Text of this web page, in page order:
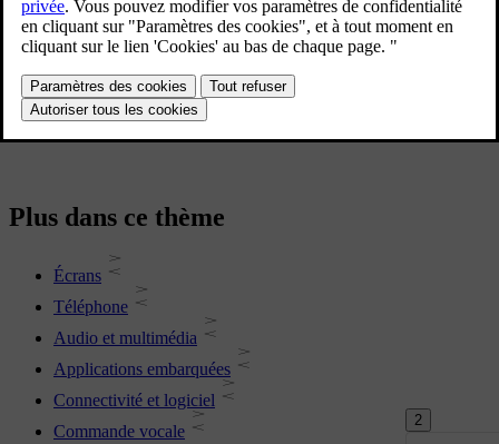
2
La connexion à l'internet de la voiture rend l'accès à distance
possible et permet de maintenir la voiture à jour par le
téléchargement de mises à jour du logiciel. Découvrez comment tout
cela est connecté.
Plus dans ce thème
Écrans
Téléphone
Audio et multimédia
Applications embarquées
Connectivité et logiciel
Commande vocale